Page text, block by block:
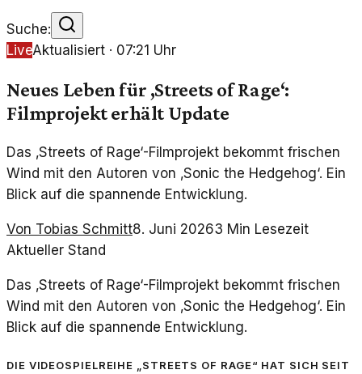
Suche:
LiveAktualisiert · 07:21 Uhr
Neues Leben für ‚Streets of Rage‘:
Filmprojekt erhält Update
Das ‚Streets of Rage‘-Filmprojekt bekommt frischen
Wind mit den Autoren von ‚Sonic the Hedgehog‘. Ein
Blick auf die spannende Entwicklung.
Von Tobias Schmitt8. Juni 20263 Min Lesezeit
Aktueller Stand
Das ‚Streets of Rage‘-Filmprojekt bekommt frischen
Wind mit den Autoren von ‚Sonic the Hedgehog‘. Ein
Blick auf die spannende Entwicklung.
Die Videospielreihe „Streets of Rage“ hat sich seit